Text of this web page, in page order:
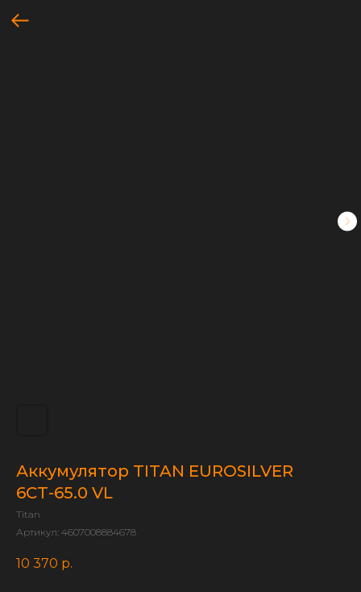
Аккумулятор TITAN EUROSILVER
6СТ-65.0 VL
Titan
Артикул: 4607008884678
10 370 р.